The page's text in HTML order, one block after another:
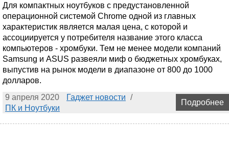
Для компактных ноутбуков с предустановленной
операционной системой Chrome одной из главных
характеристик является малая цена, с которой и
ассоциируется у потребителя название этого класса
компьютеров - хромбуки. Тем не менее модели компаний
Samsung и ASUS развеяли миф о бюджетных хромбуках,
выпустив на рынок модели в диапазоне от 800 до 1000
долларов.
9 апреля 2020
Гаджет новости /
ПК и Ноутбуки
Подробнее